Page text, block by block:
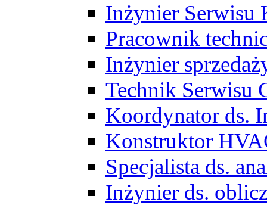
Inżynier Serwisu
Pracownik
Inżynier
Technik Serwisu
Koordynator ds.
Konstruktor
Specjalista ds.
Inżynier ds.